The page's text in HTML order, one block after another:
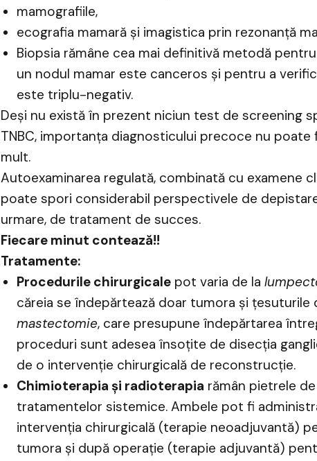
mamografiile,
ecografia mamară și imagistica prin rezonanță
Biopsia rămâne cea mai definitivă metodă
un nodul mamar este canceros și pentru a
este triplu-negativ.
Deși nu există în prezent niciun test de screening
TNBC, importanța diagnosticului precoce nu poate
mult.
Autoexaminarea regulată, combinată cu examene
poate spori considerabil perspectivele de
urmare, de tratament de succes.
Fiecare minut contează!!
Tratamente:
Procedurile chirurgicalepot varia de la
căreia se îndepărtează doar tumora și țesuturile
mastectomie, care presupune îndepărtarea
proceduri sunt adesea însoțite de disecția
de o intervenție chirurgicală de reconstrucție.
Chimioterapia și radioterapia rămân pietrele
tratamentelor sistemice. Ambele pot fi
intervenția chirurgicală (terapie neoadjuvantă)
tumora și după operație (terapie adjuvantă)